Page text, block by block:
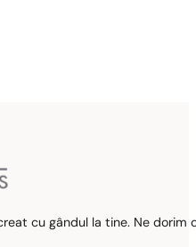
cu gândul la tine. Ne